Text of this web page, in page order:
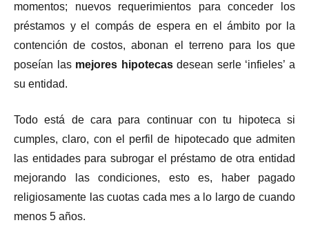
momentos; nuevos requerimientos para conceder los
préstamos y el compás de espera en el ámbito por la
contención de costos, abonan el terreno para los que
poseían las mejores hipotecasdesean serle ‘infieles’ a
su entidad.
Todo está de cara para continuar con tu hipoteca si
cumples, claro, con el perfil de hipotecado que admiten
las entidades para subrogar el préstamo de otra entidad
mejorando las condiciones, esto es, haber pagado
religiosamente las cuotas cada mes a lo largo de cuando
menos 5 años.